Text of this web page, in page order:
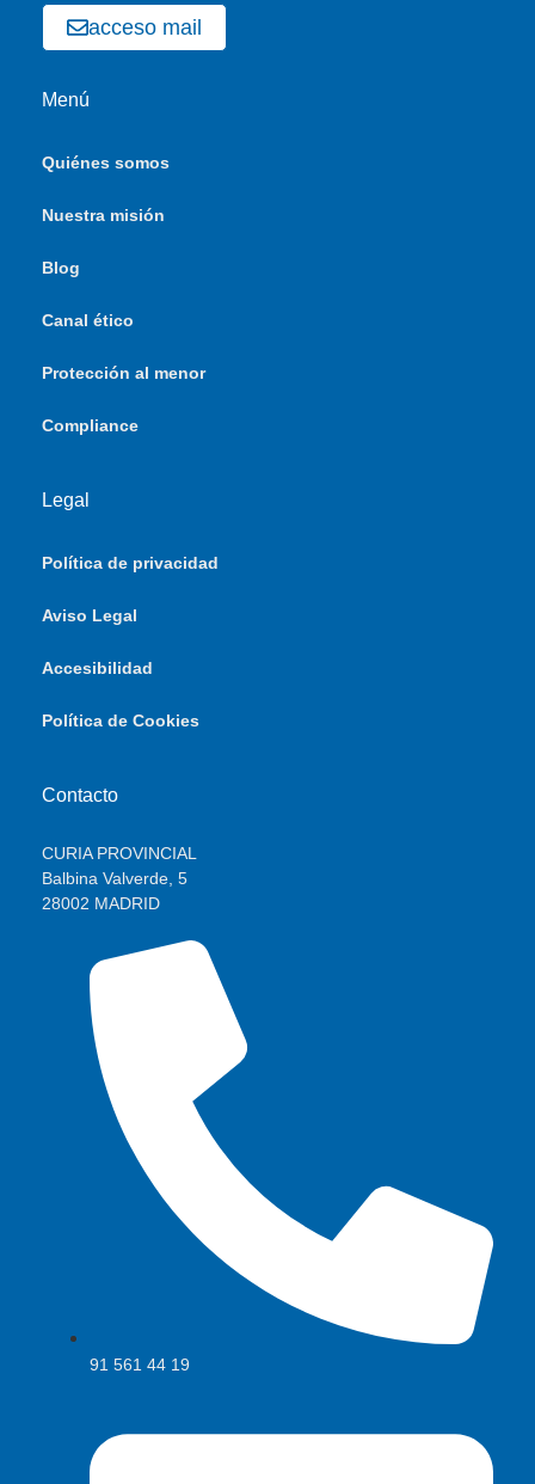
acceso mail
Menú
Quiénes somos
Nuestra misión
Blog
Canal ético
Protección al menor
Compliance
Legal
Política de privacidad
Aviso Legal
Accesibilidad
Política de Cookies
Contacto
CURIA PROVINCIAL
Balbina Valverde, 5
28002 MADRID
91 561 44 19